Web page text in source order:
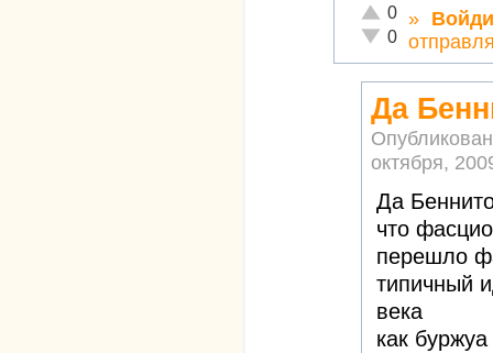
Отлично!
0
Неадекватно!
0
»
Да
октября,
Да
что
перешло
типичный
века
как